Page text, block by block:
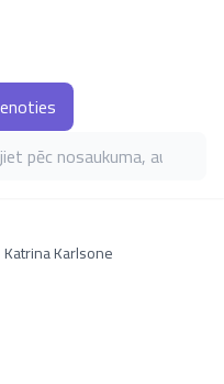
pēc nosaukuma, autora,
Katrina Karlsone